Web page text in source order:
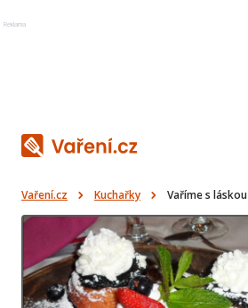
Reklama
Vaření.cz Kuchařky Vaříme s láskou